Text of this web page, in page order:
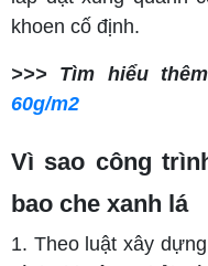
khoen cố định.
>>> Tìm hiểu
60g/m2
Vì sao công
bao che xanh lá
1. Theo luật xây